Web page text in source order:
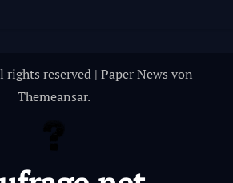
reserved | Paper News von
Themeansar.